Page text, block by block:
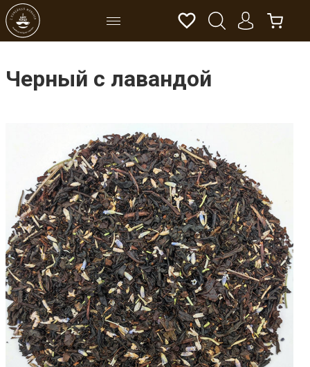
Черный с лавандой